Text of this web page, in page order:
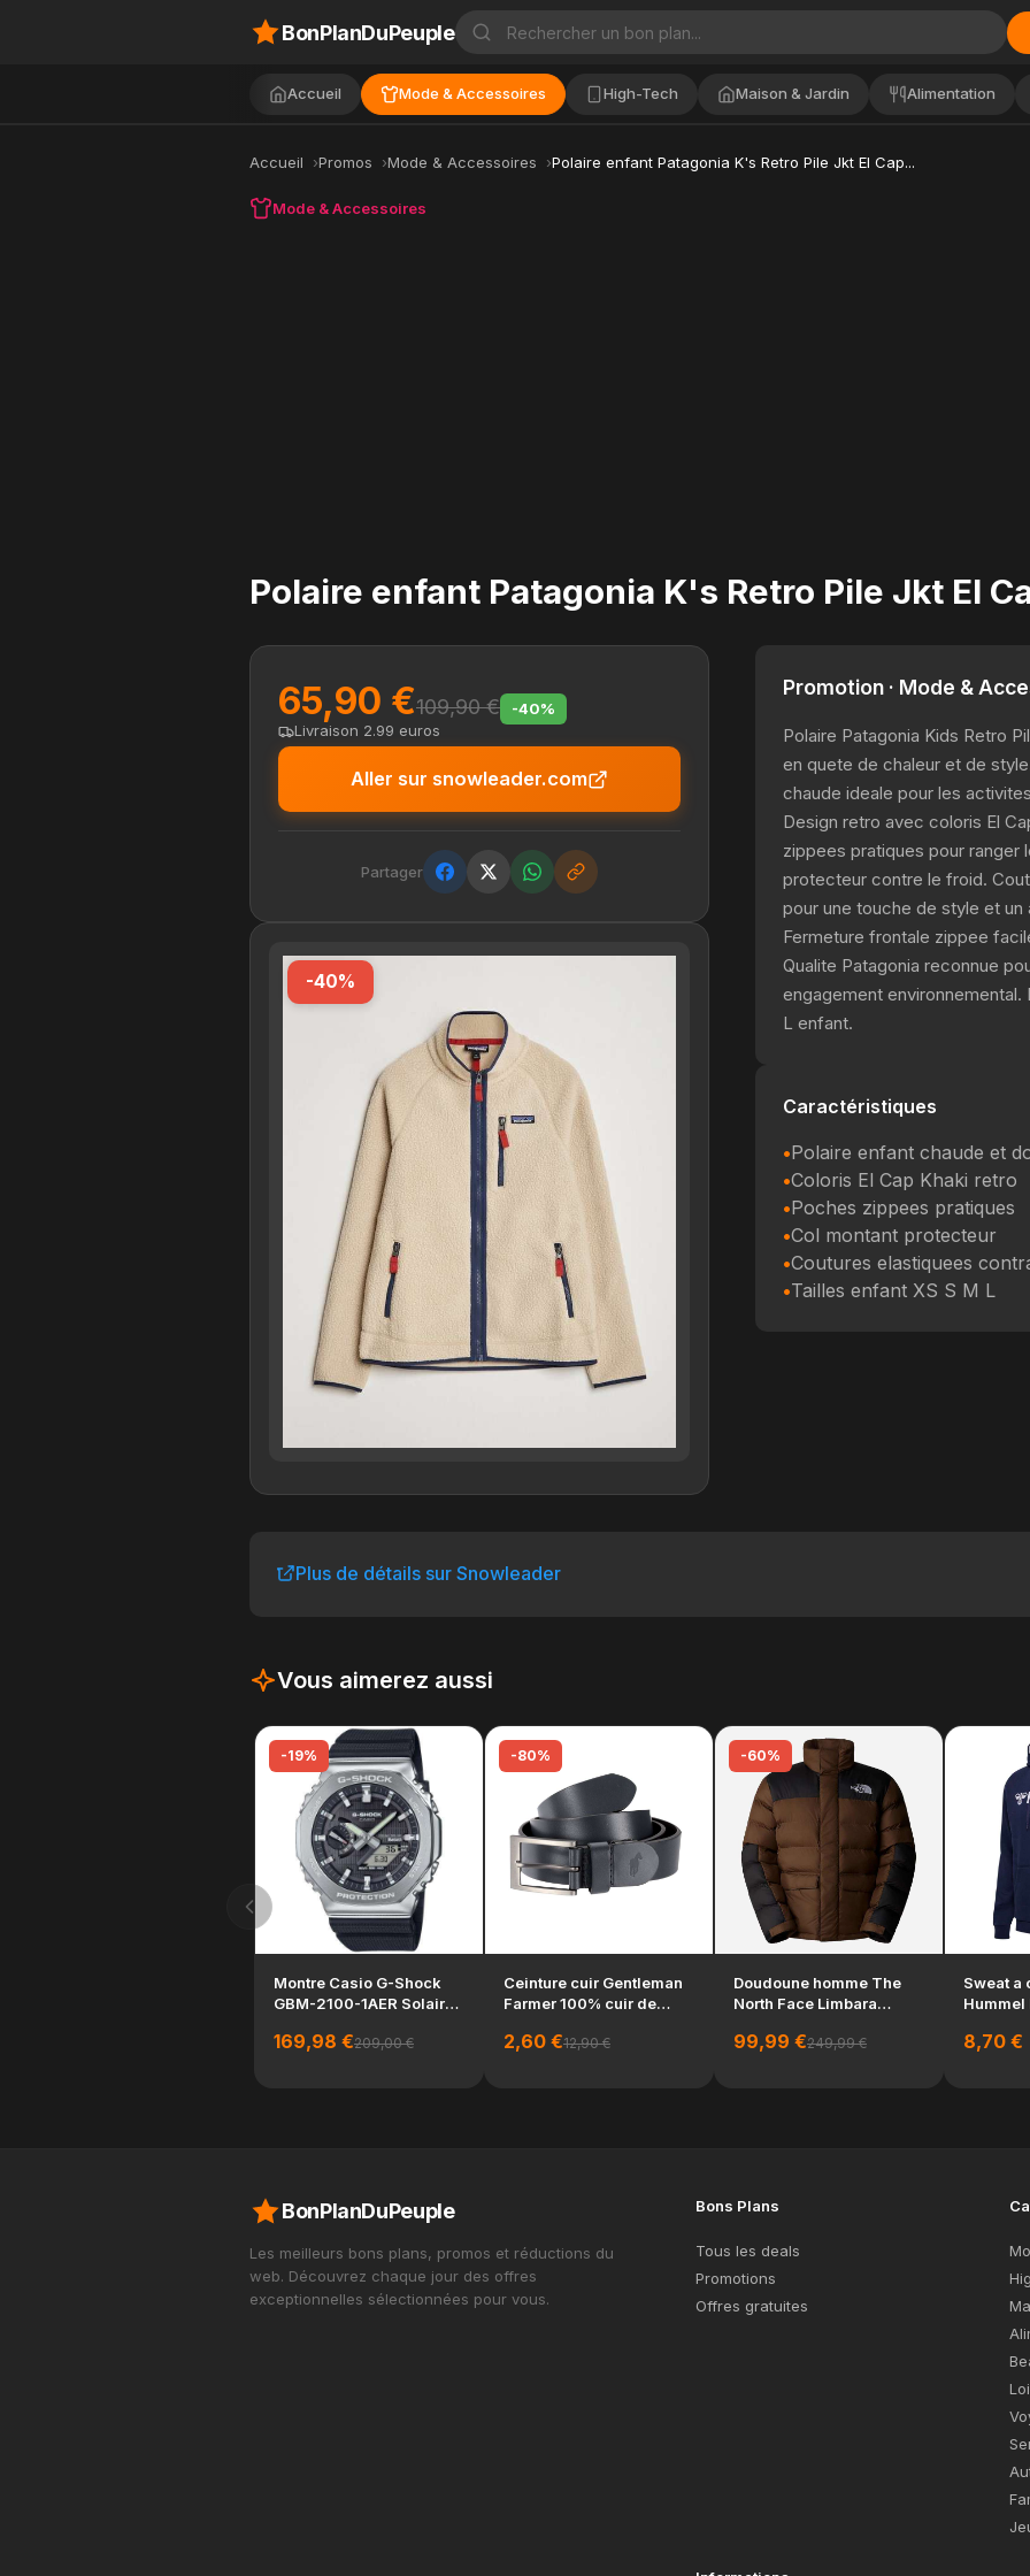
BonPlanDuPeuple
Accueil Mode & Accessoires High-Tech Maison & Jardin Alimentation
Accueil Promos Mode & Accessoires Polaire enfant Patagonia K's Retro Pile Jkt El Cap...
Mode & Accessoires
Polaire enfant Patagonia K's Retro Pile Jkt El
65,90 €109,90 €
-40%
Livraison 2.99 euros
Aller sur snowleader.com
Partager
-40%
Promotion · Mode &
Polaire Patagonia Kids Retro
en quete de chaleur et de
chaude ideale pour les
Design retro avec coloris El
zippees pratiques pour
protecteur contre le froid.
pour une touche de style et
Fermeture frontale zippee
Qualite Patagonia reconnue
engagement environnemental.
L enfant.
Caractéristiques
Polaire enfant chaude et
Coloris El Cap Khaki retro
Poches zippees pratiques
Col montant protecteur
Coutures elastiquees
Tailles enfant XS S M L
Plus de détails sur Snowleader
Vous aimerez aussi
-19%
Montre Casio G-Shock
GBM-2100-1AER Solaire
169,98 €209,00 €
-80%
Ceinture cuir Gentleman
Farmer 100% cuir de
2,60 €12,90 €
-60%
Doudoune homme The
North Face Limbara
99,99 €249,99 €
Sweat a
Hummel
8,70 €
BonPlanDuPeuple
Les meilleurs bons plans, promos et réductions du
web. Découvrez chaque jour des offres
exceptionnelles sélectionnées pour vous.
Bons Plans
Tous les deals
Promotions
Offres gratuites